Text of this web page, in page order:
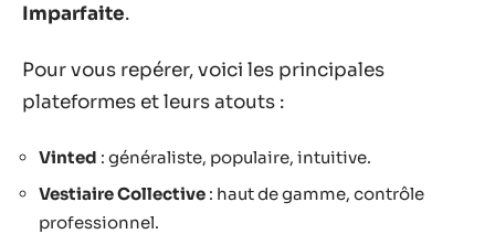
Imparfaite.
Pour vous repérer, voici les principales
plateformes et leurs atouts :
Vinted : généraliste, populaire, intuitive.
Vestiaire Collective : haut de gamme, contrôle
professionnel.